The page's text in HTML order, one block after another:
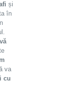
și
în
vă
va
cu